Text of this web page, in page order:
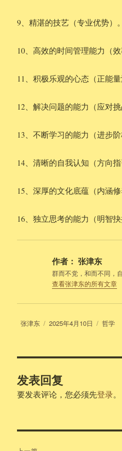
9、精湛的技艺（专业优势）。
10、高效的时间管理能力（效
11、积极乐观的心态（正能量
12、解决问题的能力（应对挑
13、不断学习的能力（进步阶
14、清晰的自我认知（方向指
15、深厚的文化底蕴（内涵修
16、独立思考的能力（明智抉
作者： 张津东
群而不党，和而不同，
查看张津东的所有文章
作
张津东
发
2025年4月10日
分
哲学
发表回复
要发表评论，您必须先登录。